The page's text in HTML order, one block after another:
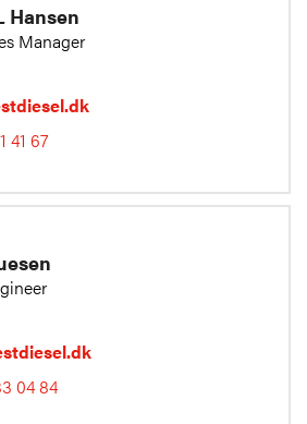
Hansen
Manager
41 67
04 84